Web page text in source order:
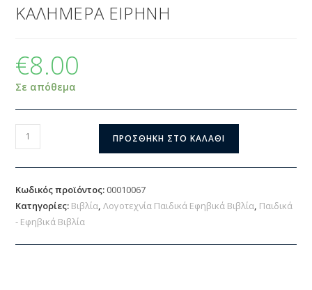
ΚΑΛΗΜΕΡΑ ΕΙΡΗΝΗ
€8.00
Σε απόθεμα
ΠΡΟΣΘΉΚΗ ΣΤΟ ΚΑΛΆΘΙ
Κωδικός προϊόντος: 00010067
Κατηγορίες: Βιβλία,Λογοτεχνία Παιδικά Εφηβικά Βιβλία, Παιδικά
- Εφηβικά Βιβλία